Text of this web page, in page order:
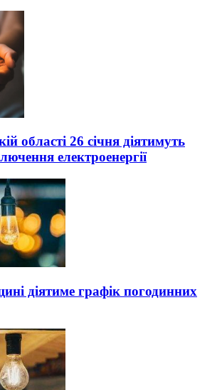
області 26 січня діятимуть
електроенергії
діятиме графік погодинних